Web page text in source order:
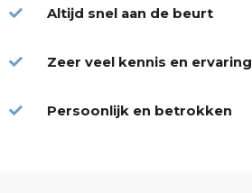
Altijd snel aan de beurt
Zeer veel kennis en ervaring
Persoonlijk en betrokken